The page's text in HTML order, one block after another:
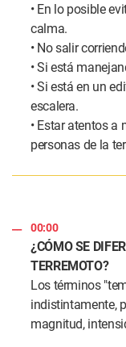
• En lo posible
calma.
• No salir
• Si está
• Si está en un
escalera.
• Estar atentos a
personas de la
00:00
¿CÓMO SE
TERREMOTO?
Los términos
indistintamente,
magnitud,